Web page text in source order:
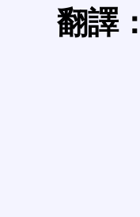
翻譯：